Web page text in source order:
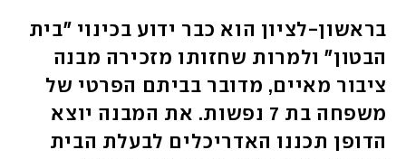
בראשון-לציון הוא כבר ידוע בכינוי "בית
הבטון" ולמרות שחזותו מזכירה מבנה
ציבור מאיים, מדובר בביתם הפרטי של
משפחה בת 7 נפשות. את המבנה יוצא
הדופן תכננו האדריכלים לבעלת הבית